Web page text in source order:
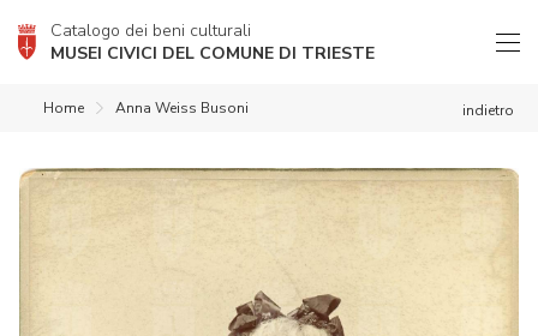
Catalogo dei beni culturali
MUSEI CIVICI DEL COMUNE DI TRIESTE
indietro
Home Anna Weiss Busoni